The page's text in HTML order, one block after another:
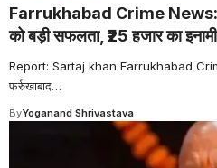
Farrukhabad Crime News:
को बड़ी सफलता, ₹25 हजार का इनामी
Report: Sartaj khan Farrukhabad
फर्रुखाबाद…
ByYoganand Shrivastava